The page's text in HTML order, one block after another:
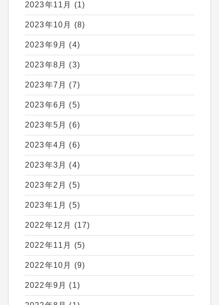
2023年11月 (1)
2023年10月 (8)
2023年9月 (4)
2023年8月 (3)
2023年7月 (7)
2023年6月 (5)
2023年5月 (6)
2023年4月 (6)
2023年3月 (4)
2023年2月 (5)
2023年1月 (5)
2022年12月 (17)
2022年11月 (5)
2022年10月 (9)
2022年9月 (1)